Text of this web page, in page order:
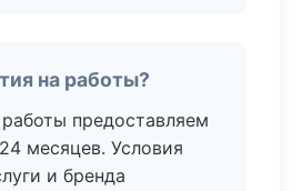
на работы?
предоставляем
месяцев. Условия
и бренда